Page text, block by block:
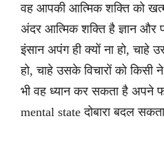
वह आपकी आत्मिक शक्ति को
अंदर आत्मिक शक्ति है ज्ञान और
इंसान अपंग ही क्यों ना हो, चाहे
हो, चाहे उसके विचारों को किसी
भी वह ध्यान कर सकता है अपने
mental state दोबारा बदल